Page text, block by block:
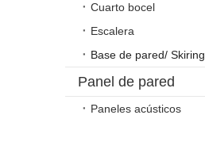
Cuarto bocel
Escalera
Base de pared/ Skiring
Panel de pared
Paneles acústicos